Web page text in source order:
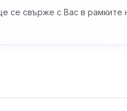
се свърже с Вас в рамките